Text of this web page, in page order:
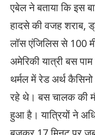
एबेल ने बताया कि इस
हादसे की वजह शराब,
लॉस एंजिलिस से 100
अमेरिकी यात्री बस
थर्मल में रेड अर्थ
रहे थे। बस चालक की
हुआ है। यात्रियों ने